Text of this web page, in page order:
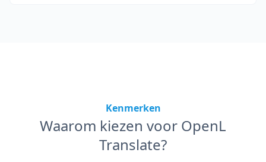
Kenmerken
Waarom kiezen voor OpenL
Translate?